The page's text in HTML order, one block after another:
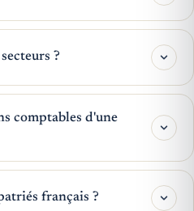
?
comptables d'une
français ?